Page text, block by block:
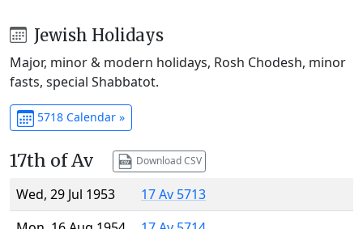
Jewish Holidays
Major, minor & modern holidays, Rosh Chodesh, minor
fasts, special Shabbatot.
5718 Calendar »
17th of Av Download CSV
Wed, 29 Jul 1953
17 Av 5713